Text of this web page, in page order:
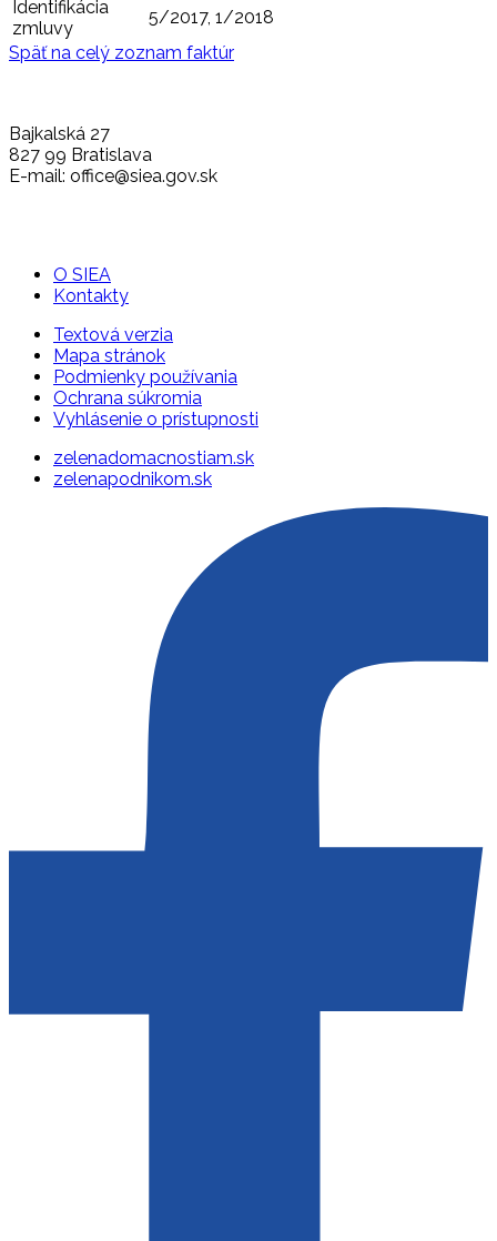
Identifikácia
zmluvy
5/2017, 1/2018
Späť na celý zoznam faktúr
Bajkalská 27
827 99 Bratislava
E-mail: office@siea.gov.sk
O SIEA
Kontakty
Textová verzia
Mapa stránok
Podmienky používania
Ochrana súkromia
Vyhlásenie o prístupnosti
zelenadomacnostiam.sk
zelenapodnikom.sk